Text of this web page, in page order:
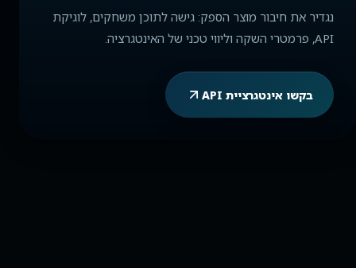
נגדיר את חיבור מוצר הספק: גישה לתוכן משחקים, לוגיקת
API, פרמטרי השקה וליווי טכני של האינטגרציה.
בקשו אינטגרציית API